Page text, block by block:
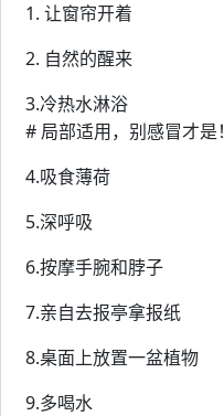
1. 让窗帘开着
2. 自然的醒来
3.冷热水淋浴
# 局部适用，别感冒才是！
4.吸食薄荷
5.深呼吸
6.按摩手腕和脖子
7.亲自去报亭拿报纸
8.桌面上放置一盆植物
9.多喝水